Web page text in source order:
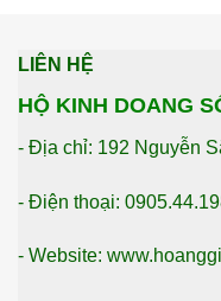
LIÊN HỆ
HỘ KINH DOANG
- Địa chỉ: 192 Nguyễn
- Điện thoại:
- Website: